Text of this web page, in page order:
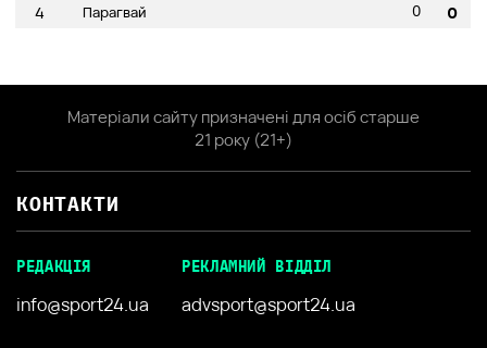
4
Парагвай 0 0
Матеріали сайту призначені для осіб старше
21 року (21+)
КОНТАКТИ
РЕДАКЦІЯ
info@sport24.ua
РЕКЛАМНИЙ ВІДДІЛ
advsport@sport24.ua